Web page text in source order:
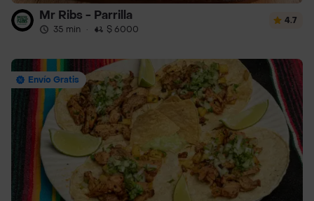
Mr Ribs - Parrilla
35 min · $ 6000
4.7
Envío Gratis